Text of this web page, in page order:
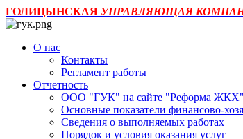
ГОЛИЦЫНСКАЯ УПРАВЛЯЮЩАЯ
О нас
Контакты
Регламент работы
Отчетность
ООО "ГУК" на сайте "Реформа ЖКХ"
Основные показатели финансово-
Сведения о выполняемых работах
Порядок и условия оказания услуг